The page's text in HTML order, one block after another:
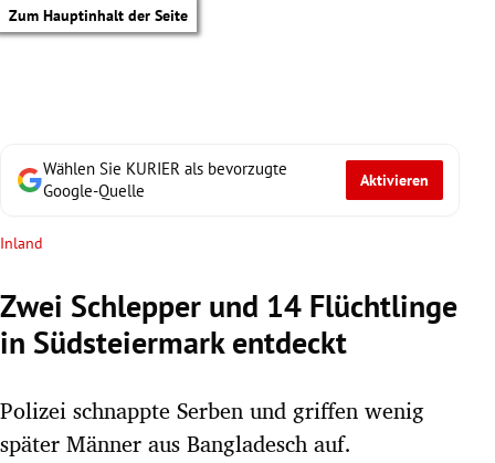
Zum Hauptinhalt der Seite
Wählen Sie KURIER als bevorzugte
Google-Quelle
Aktivieren
Inland
Zwei Schlepper und 14 Flüchtlinge
in Südsteiermark entdeckt
Polizei schnappte Serben und griffen wenig
später Männer aus Bangladesch auf.